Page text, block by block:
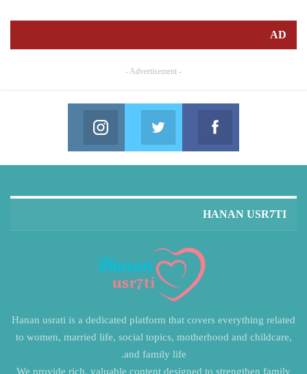
AD
- Advertisement -
Facebook
Join us on Facebook
Twitter
Join us on Twitter
HANAN USR7TI
Hanan usrati is a dedicated platform that covers everything related
to women, married life, social topics, motherhood and childcare,
and family life.
We provide rich, valuable content designed to strengthen family